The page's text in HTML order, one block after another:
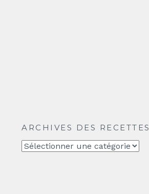
ARCHIVES DES RECETTES
Archives